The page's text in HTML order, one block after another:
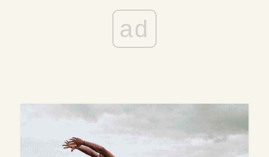
ad